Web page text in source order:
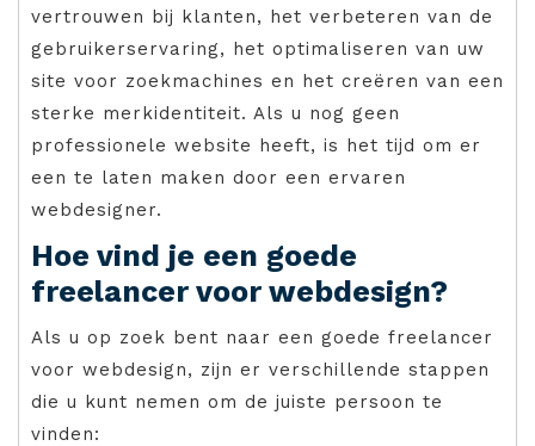
vertrouwen bij klanten, het verbeteren van de
gebruikerservaring, het optimaliseren van uw
site voor zoekmachines en het creëren van een
sterke merkidentiteit. Als u nog geen
professionele website heeft, is het tijd om er
een te laten maken door een ervaren
webdesigner.
Hoe vind je een goede
freelancer voor webdesign?
Als u op zoek bent naar een goede freelancer
voor webdesign, zijn er verschillende stappen
die u kunt nemen om de juiste persoon te
vinden: